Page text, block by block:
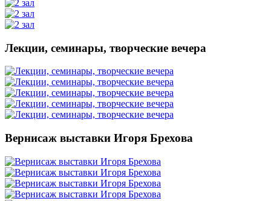
Лекции, семинары, творческие вечера
Вернисаж выставки Игоря Брехова